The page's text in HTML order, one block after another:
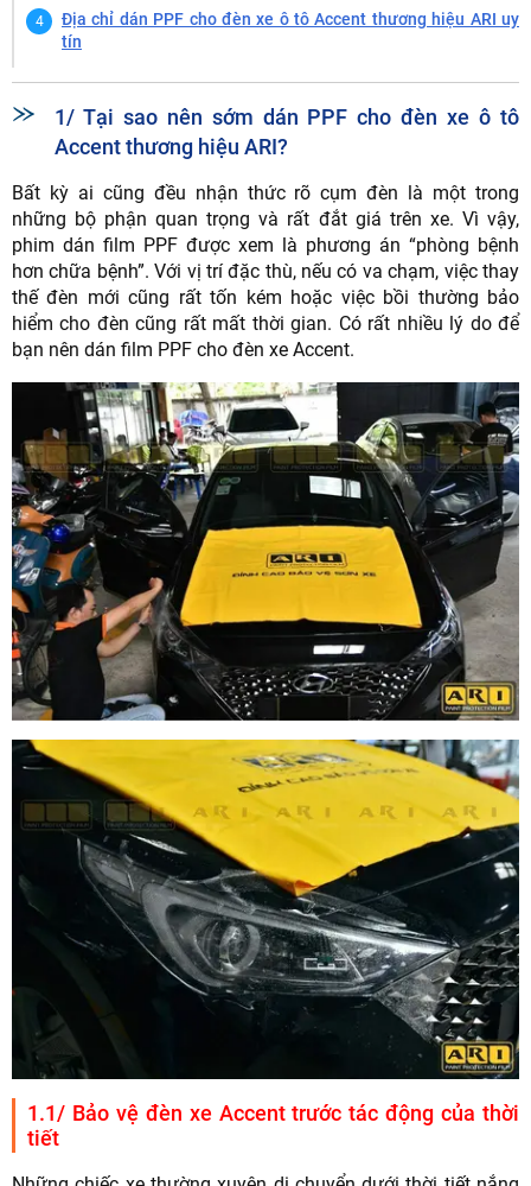
Địa chỉ dán PPF cho đèn xe ô tô Accent thương hiệu ARI uy
tín
1/ Tại sao nên sớm dán PPF cho đèn xe ô tô
Accent thương hiệu ARI?
Bất kỳ ai cũng đều nhận thức rõ cụm đèn là một trong
những bộ phận quan trọng và rất đắt giá trên xe. Vì vậy,
phim dán film PPF được xem là phương án “phòng bệnh
hơn chữa bệnh”. Với vị trí đặc thù, nếu có va chạm, việc thay
thế đèn mới cũng rất tốn kém hoặc việc bồi thường bảo
hiểm cho đèn cũng rất mất thời gian. Có rất nhiều lý do để
bạn nên dán film PPF cho đèn xe Accent.
1.1/ Bảo vệ đèn xe Accent trước tác động của thời
tiết